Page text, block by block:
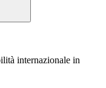
internazionale in